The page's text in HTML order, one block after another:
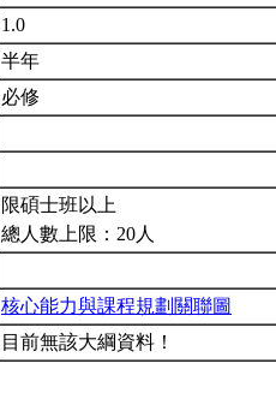
1.0
半年
必修
限碩士班以上
總人數上限：20人
核心能力與課程規劃關聯圖
目前無該大綱資料！